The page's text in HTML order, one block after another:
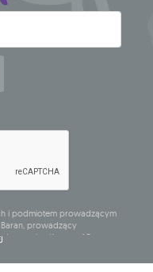
i podmiotem prowadzącym
prowadzący
Krzysztof Baran